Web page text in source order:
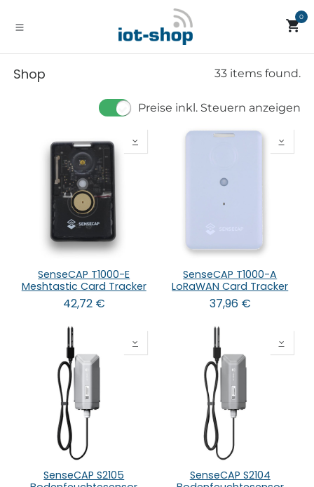
0
Shop 33 items found.
Preise inkl. Steuern anzeigen
SenseCAP T1000-E
Meshtastic Card Tracker
42,72€
SenseCAP T1000-A
LoRaWAN Card Tracker
37,96€
SenseCAP S2105
SenseCAP S2104